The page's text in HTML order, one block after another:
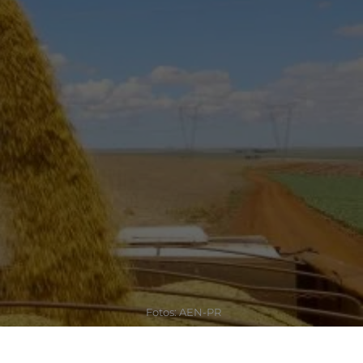
Fotos: AEN-PR